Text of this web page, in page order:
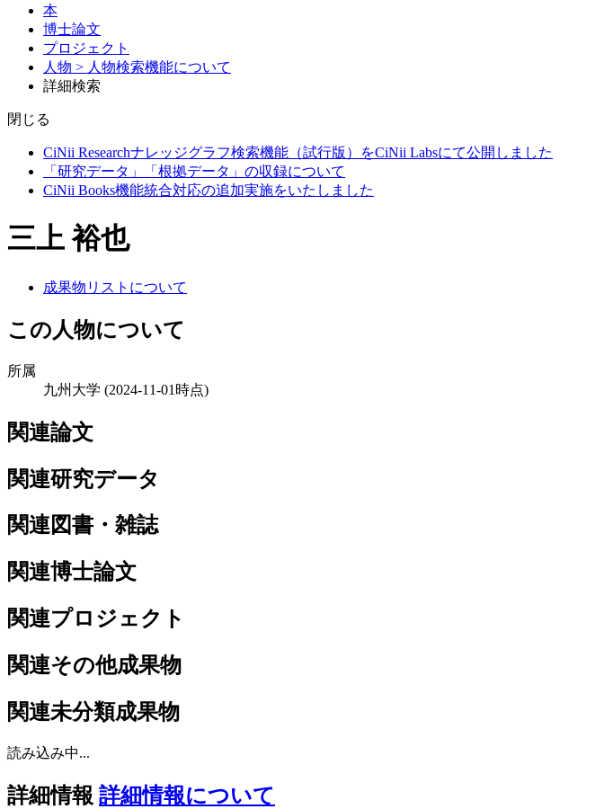
本
博士論文
プロジェクト
人物 > 人物検索機能について
詳細検索
閉じる
CiNii Researchナレッジグラフ検索機能（試行版）をCiNii Labsにて公開しました
「研究データ」「根拠データ」の収録について
CiNii Books機能統合対応の追加実施をいたしました
三上 裕也
成果物リストについて
この人物について
所属
九州大学 (2024-11-01時点)
関連論文
関連研究データ
関連図書・雑誌
関連博士論文
関連プロジェクト
関連その他成果物
関連未分類成果物
読み込み中...
詳細情報 詳細情報について